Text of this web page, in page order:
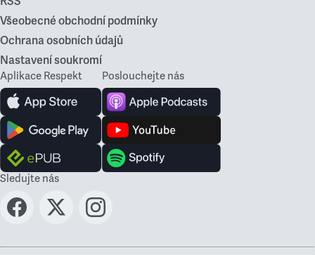
Všeobecné obchodní podmínky
Ochrana osobních údajů
Nastavení soukromí
Aplikace Respekt Poslouchejte nás
Sledujte nás